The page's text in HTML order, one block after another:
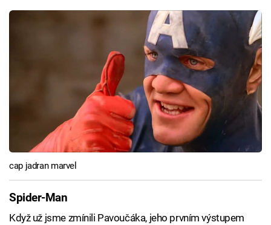
cap jadran marvel
Spider-Man
Když už jsme zmínili Pavoučáka, jeho prvním výstupem